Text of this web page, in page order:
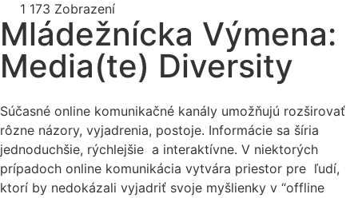
1 173 Zobrazení
Mládežnícka Výmena:
Media(te) Diversity
Súčasné online komunikačné kanály umožňujú rozširovať
rôzne názory, vyjadrenia, postoje. Informácie sa šíria
jednoduchšie, rýchlejšie a interaktívne. V niektorých
prípadoch online komunikácia vytvára priestor pre ľudí,
ktorí by nedokázali vyjadriť svoje myšlienky v “offline